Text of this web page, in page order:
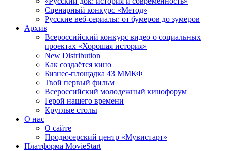
Сценарный конкурс «Метод»
Русские веб-сериалы: от бумеров до зумеров
Архив
Всероссийский конкурс видео о социальных
проектах «Хорошая история»
New Distribution
Как создаётся кино
Бизнес-площадка 43 ММКФ
Твой первый фильм
Всероссийский молодежный кинофорум
Герой нашего времени
Круглые столы
О нас
О сайте
Продюсерский центр «Мувистарт»
Платформа MovieStart